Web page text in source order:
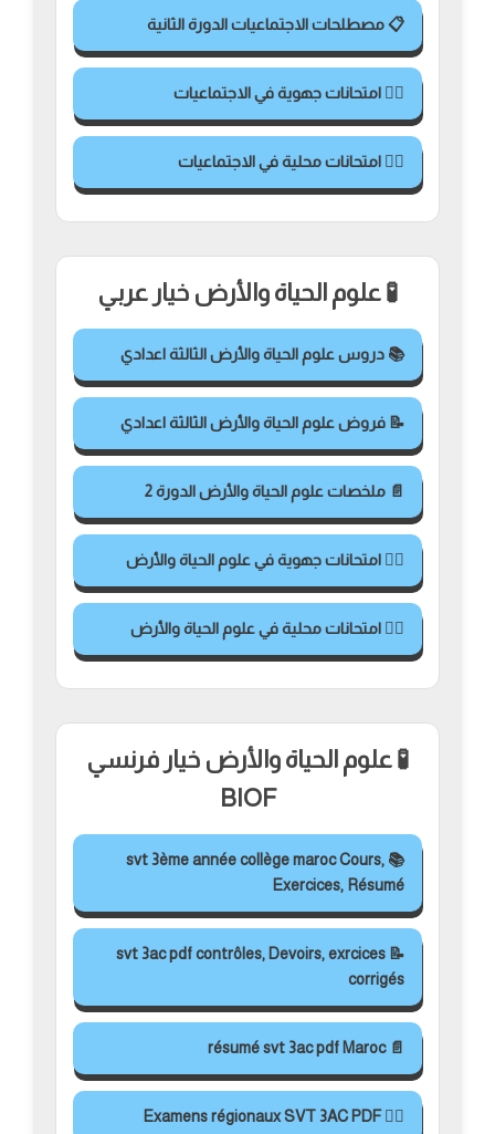
📋 مصطلحات الاجتماعيات الدورة الثانية
✍🏻 امتحانات جهوية في الاجتماعيات
✍🏻 امتحانات محلية في الاجتماعيات
🧪 علوم الحياة والأرض خيار عربي
📚 دروس علوم الحياة والأرض الثالثة اعدادي
📝 فروض علوم الحياة والأرض الثالثة اعدادي
📄 ملخصات علوم الحياة والأرض الدورة 2
✍🏻 امتحانات جهوية في علوم الحياة والأرض
✍🏻 امتحانات محلية في علوم الحياة والأرض
🧪 علوم الحياة والأرض خيار فرنسي
BIOF
📚 svt 3ème année collège maroc Cours,
Exercices, Résumé
📝 svt 3ac pdf contrôles, Devoirs, exrcices
corrigés
📄 résumé svt 3ac pdf Maroc
✍🏻 Examens régionaux SVT 3AC PDF